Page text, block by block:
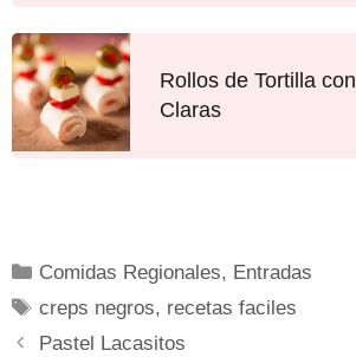
Rollos de Tortilla con
Claras
Comidas Regionales, Entradas
creps negros, recetas faciles
Pastel Lacasitos